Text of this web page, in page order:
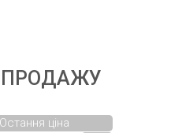
ПРОДАЖУ
Остання ціна